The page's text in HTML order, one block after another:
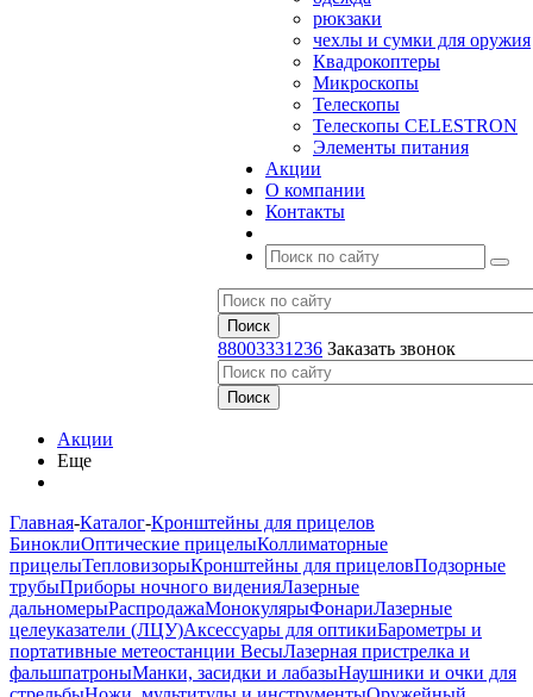
рюкзаки
чехлы и сумки для оружия
Квадрокоптеры
Микроскопы
Телескопы
Телескопы CELESTRON
Элементы питания
Акции
О компании
Контакты
88003331236 Заказать звонок
Акции
Еще
Главная-Каталог-Кронштейны для прицелов
БиноклиОптические прицелыКоллиматорные
прицелыТепловизорыКронштейны для прицеловПодзорные
трубыПриборы ночного виденияЛазерные
дальномерыРаспродажаМонокулярыФонариЛазерные
целеуказатели (ЛЦУ)Аксессуары для оптикиБарометры и
портативные метеостанции ВесыЛазерная пристрелка и
фальшпатроныМанки, засидки и лабазыНаушники и очки для